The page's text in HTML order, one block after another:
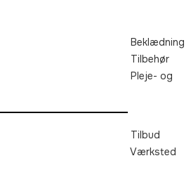
Beklædning
Tilbehør
Pleje- og
Tilbud
Værksted